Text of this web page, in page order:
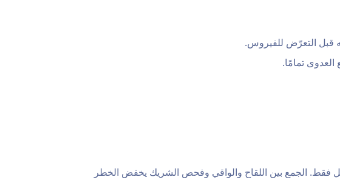
العدوى تمامًا.
فقط. الجمع بين اللقاح والواقي وفحص الشريك يخفض الخطر